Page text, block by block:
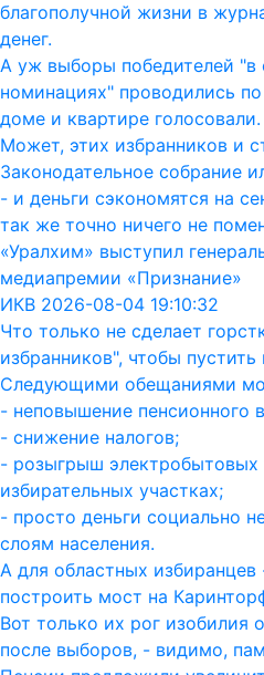
благополучной жизни в
денег.
А уж выборы победителей "в
номинациях" проводились
доме и квартире голосовали.
Может, этих избранников и
Законодательное собрание
- и деньги сэкономятся на
так же точно ничего не
«Уралхим» выступил
медиапремии «Признание»
ИКВ 2026-08-04 19:10:32
Что только не сделает
избранников", чтобы
Следующими обещаниями
- неповышение пенсионного
- снижение налогов;
- розыгрыш электробытовых
избирательных участках;
- просто деньги социально
слоям населения.
А для областных
построить мост на
Вот только их рог изобилия
после выборов, - видимо,